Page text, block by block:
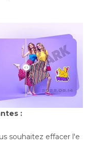
:
souhaitez effacer l'e